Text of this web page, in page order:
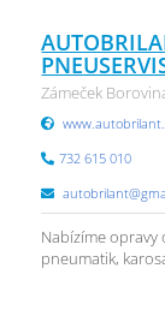
Zámeček
732 615 010
Nabízíme
pneumatik,